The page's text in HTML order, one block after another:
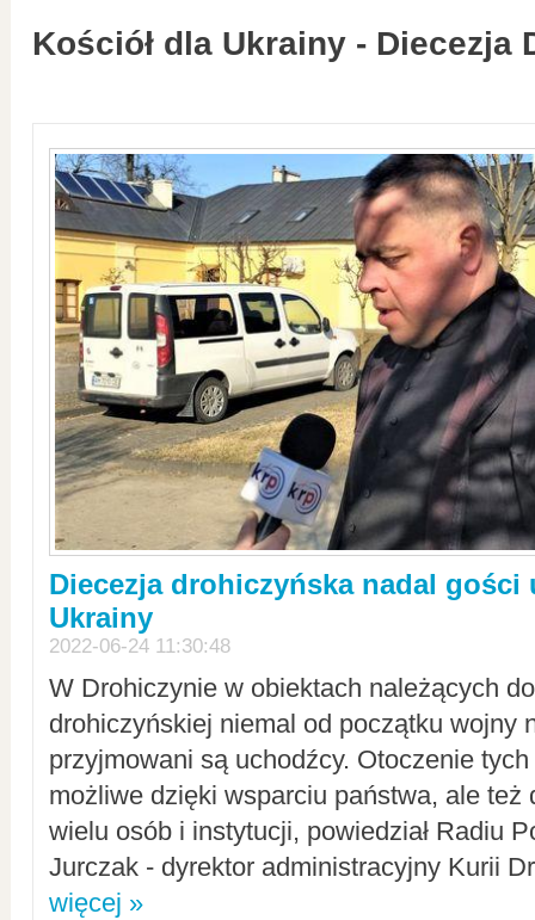
Kościół dla Ukrainy - Diecezja
Diecezja drohiczyńska nadal gości
Ukrainy
2022-06-24 11:30:48
W Drohiczynie w obiektach należących
drohiczyńskiej niemal od początku wojny
przyjmowani są uchodźcy. Otoczenie
możliwe dzięki wsparciu państwa, ale też
wielu osób i instytucji, powiedział Radiu
Jurczak - dyrektor administracyjny Kurii
więcej »